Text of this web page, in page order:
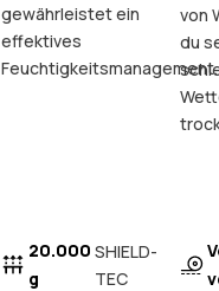
gewährleistet ein
effektives
Feuchtigkeitsmanagement.
20.000
g
SHIELD-
TEC
von
du